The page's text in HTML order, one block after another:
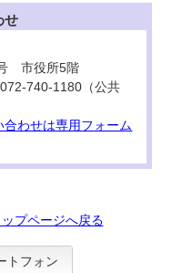
せ
市役所5階
740-1180（公共
わせは専用フォーム
ップページへ戻る
トフォン